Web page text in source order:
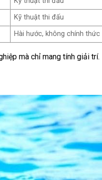
Kỹ thuật thi đấu
Hài hước, không chính thức
mà chỉ mang tính giải trí.